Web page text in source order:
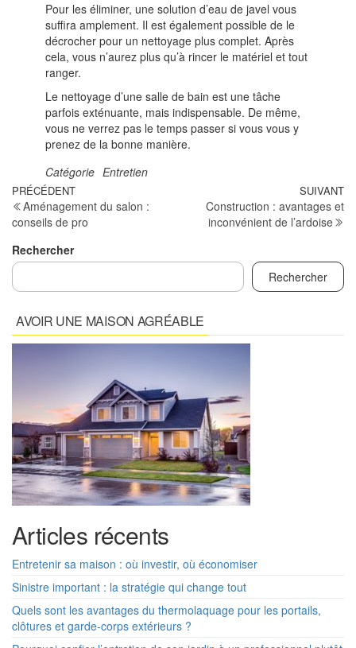
Pour les éliminer, une solution d’eau de javel vous
suffira amplement. Il est également possible de le
décrocher pour un nettoyage plus complet. Après
cela, vous n’aurez plus qu’à rincer le matériel et tout
ranger.
Le nettoyage d’une salle de bain est une tâche
parfois exténuante, mais indispensable. De même,
vous ne verrez pas le temps passer si vous vous y
prenez de la bonne manière.
Catégorie Entretien
Navigation
de
l’article
Article
précédent
PRÉCÉDENT
Aménagement du salon :
conseils de pro
SUIVANT
Construction : avantages et
inconvénient de l’ardoise
Rechercher
Rechercher
AVOIR UNE MAISON AGRÉABLE
Articles récents
Entretenir sa maison : où investir, où économiser
Sinistre important : la stratégie qui change tout
Quels sont les avantages du thermolaquage pour les portails,
clôtures et garde-corps extérieurs ?